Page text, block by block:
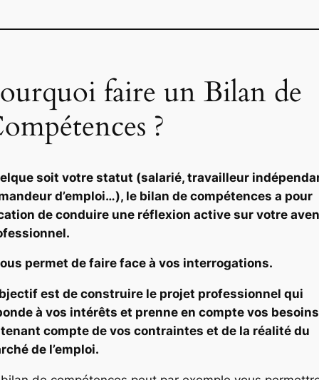
faire un Bilan de
?
soit votre statut (salarié, travailleur
d’emploi…), le bilan de compétences a pour
de conduire une réflexion active sur votre
permet de faire face à vos interrogations.
est de construire le projet professionnel qui
à vos intérêts et prenne en compte vos besoins
compte de vos contraintes et de la réalité du
de l’emploi.